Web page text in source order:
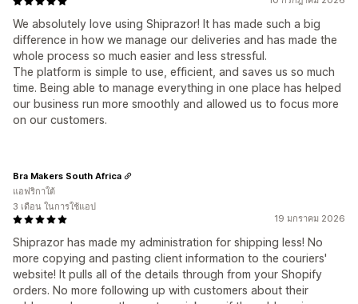
We absolutely love using Shiprazor! It has made such a big
difference in how we manage our deliveries and has made the
whole process so much easier and less stressful.
The platform is simple to use, efficient, and saves us so much
time. Being able to manage everything in one place has helped
our business run more smoothly and allowed us to focus more
on our customers.
19 มกราคม 2026
Shiprazor has made my administration for shipping less! No
more copying and pasting client information to the couriers'
website! It pulls all of the details through from your Shopify
orders. No more following up with customers about their
Bra Makers South Africa
แอฟริกาใต้
3 เดือน ในการใช้แอป